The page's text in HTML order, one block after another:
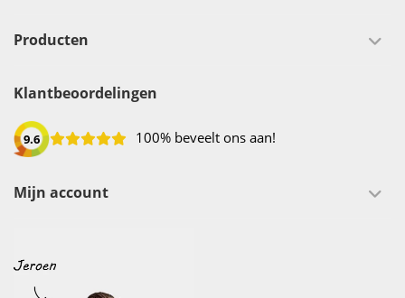
Producten
Klantbeoordelingen
9.6 100% beveelt ons aan!
Mijn account